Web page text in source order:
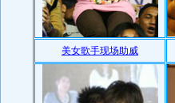
美女歌手现场助威